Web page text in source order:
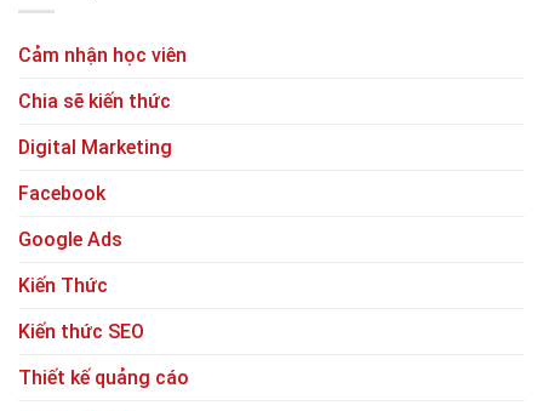
Cảm nhận học viên
Chia sẽ kiến thức
Digital Marketing
Facebook
Google Ads
Kiến Thức
Kiến thức SEO
Thiết kế quảng cáo